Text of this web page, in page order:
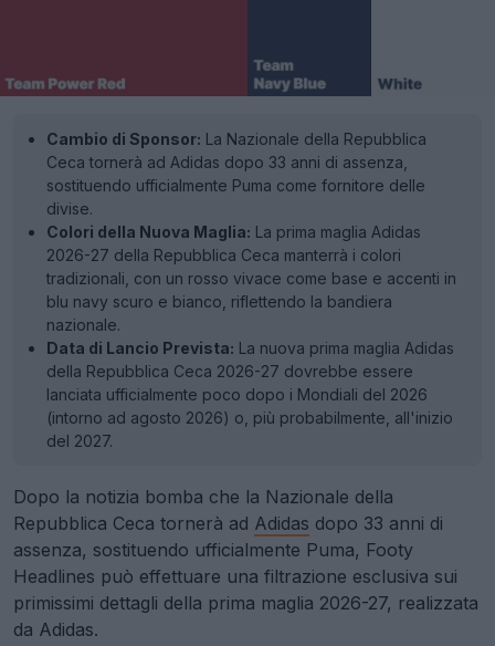
Cambio di Sponsor: La Nazionale della Repubblica
Ceca tornerà ad Adidas dopo 33 anni di assenza,
sostituendo ufficialmente Puma come fornitore delle
divise.
Colori della Nuova Maglia: La prima maglia Adidas
2026-27 della Repubblica Ceca manterrà i colori
tradizionali, con un rosso vivace come base e accenti in
blu navy scuro e bianco, riflettendo la bandiera
nazionale.
Data di Lancio Prevista: La nuova prima maglia Adidas
della Repubblica Ceca 2026-27 dovrebbe essere
lanciata ufficialmente poco dopo i Mondiali del 2026
(intorno ad agosto 2026) o, più probabilmente, all'inizio
del 2027.
Dopo la notizia bomba che la Nazionale della
Repubblica Ceca tornerà ad Adidas dopo 33 anni di
assenza, sostituendo ufficialmente Puma, Footy
Headlines può effettuare una filtrazione esclusiva sui
primissimi dettagli della prima maglia 2026-27, realizzata
da Adidas.